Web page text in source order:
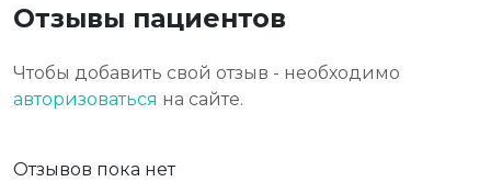
Отзывы пациентов
Чтобы добавить свой отзыв - необходимо
авторизоваться на сайте.
Отзывов пока нет